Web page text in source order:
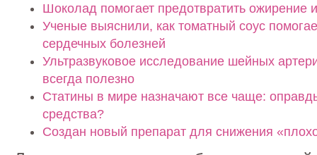
Шоколад помогает предотвратить ожирение
Ученые выяснили, как томатный соус
сердечных болезней
Ультразвуковое исследование шейных
всегда полезно
Статины в мире назначают все чаще:
средства?
Создан новый препарат для снижения